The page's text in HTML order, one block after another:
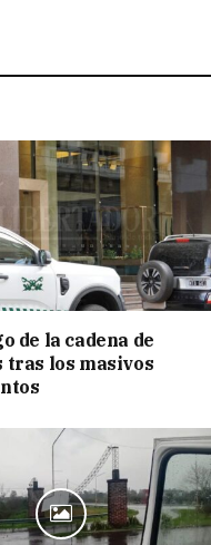
de la cadena de
tras los masivos